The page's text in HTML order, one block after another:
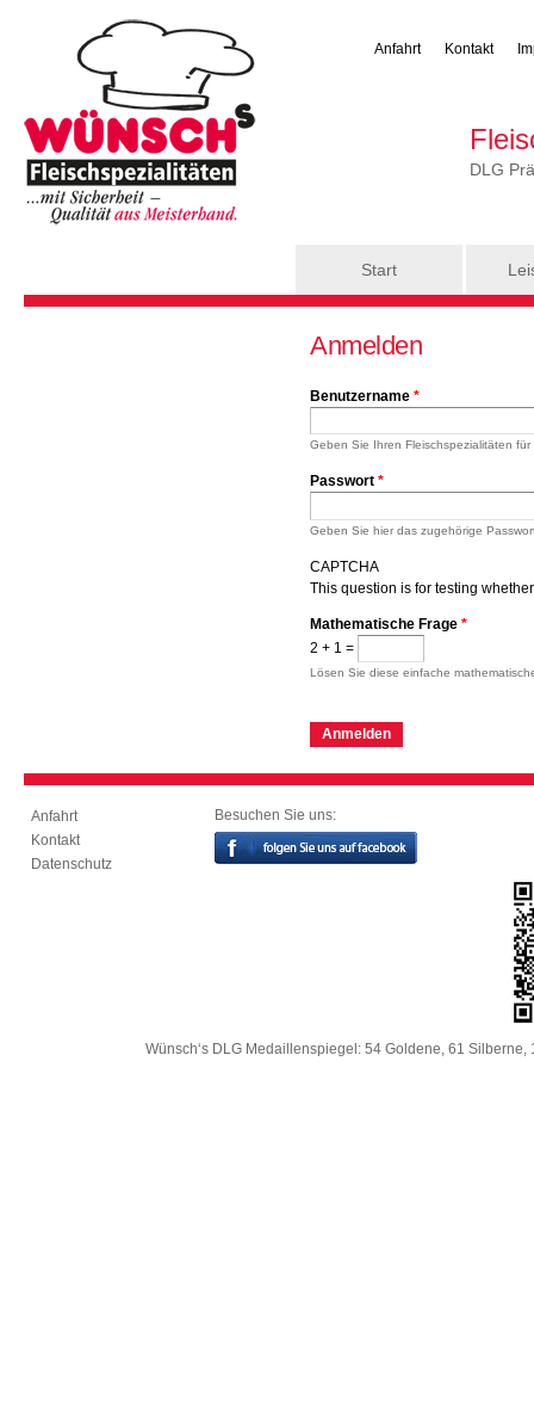
Anfahrt Kontakt
DLG
Start
Anmelden
Benutzername *
Geben Sie Ihren Fleischspezialitäten
Passwort *
Geben Sie hier das zugehörige
CAPTCHA
This question is for testing
Mathematische Frage *
2 + 1 =
Lösen Sie diese einfache
Anfahrt
Kontakt
Datenschutz
Besuchen Sie uns:
Wünsch‘s DLG Medaillenspiegel: 54 Goldene, 61